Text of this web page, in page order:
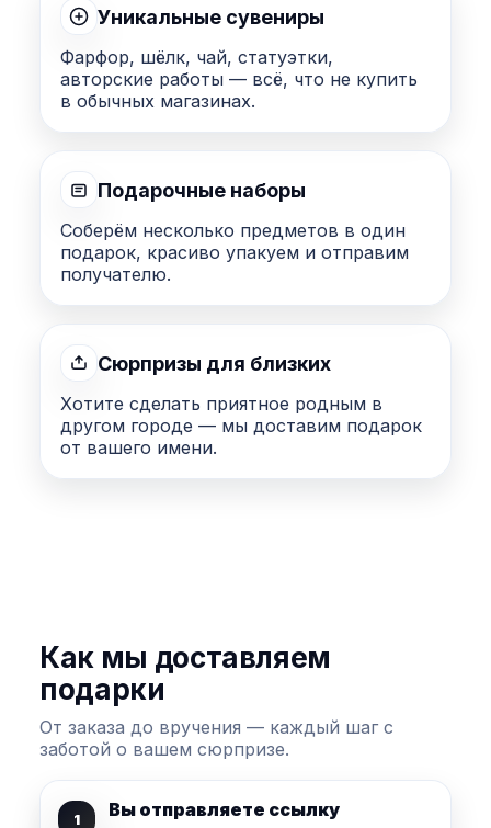
Уникальные сувениры
Фарфор, шёлк, чай, статуэтки,
авторские работы — всё, что не купить
в обычных магазинах.
Подарочные наборы
Соберём несколько предметов в один
подарок, красиво упакуем и отправим
получателю.
Сюрпризы для близких
Хотите сделать приятное родным в
другом городе — мы доставим подарок
от вашего имени.
Как мы доставляем
подарки
От заказа до вручения — каждый шаг с
заботой о вашем сюрпризе.
1
Вы отправляете ссылку